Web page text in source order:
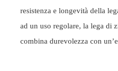
resistenza e longevità della
ad un uso regolare, la lega di
combina durevolezza con